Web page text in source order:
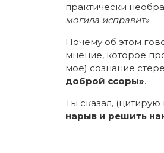
практически
могила исправит».
Почему об этом
мнение, которое
моё) сознание
доброй ссоры».
Ты сказал, (цитирую
нарыв и решить